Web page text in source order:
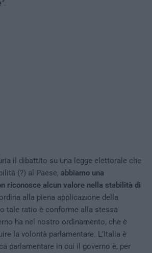
”.
il dibattito su una legge elettorale che
(?) al Paese, abbiamo una
riconosce alcun valore nella stabilità di
alla piena applicazione della
tale ratio è conforme alla stessa
ha nel nostro ordinamento, che è
la volontà parlamentare. L’Italia è
parlamentare in cui il governo è, per